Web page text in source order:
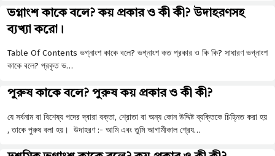
ভগ্নাংশ কাকে বলে? কয় প্রকার ও কী কী? উদাহরণসহ
ব্যখ্যা করো।
Table Of Contents ভগ্নাংশ কাকে বলে? ভগ্নাংশ কত প্রকার ও কি কি? সাধারণ ভগ্নাংশ
কাকে বলে? প্রকৃত ভ…
পুরুষ কাকে বলে? পুরুষ কয় প্রকার ও কী কী?
যে সর্বনাম বা বিশেষ্য পদের দ্বারা বক্তা, শ্রোতা বা অন্য কোন উদ্দিষ্ট ব্যক্তিকে চিহ্নিত করা হয়
, তাকে পুরুষ বলা হয়। উদাহরণ :- আমি এবং তুমি আগামীকাল শ্রেয…